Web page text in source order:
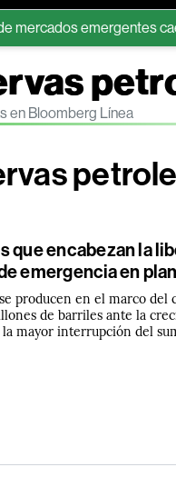
emergentes caen por
en Bloomberg Línea
que encabezan la
emergencia en
producen en el marco
de barriles ante la
mayor interrupción del